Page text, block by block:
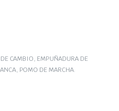
CAMBIO, EMPUÑADURA DE
POMO DE MARCHA.